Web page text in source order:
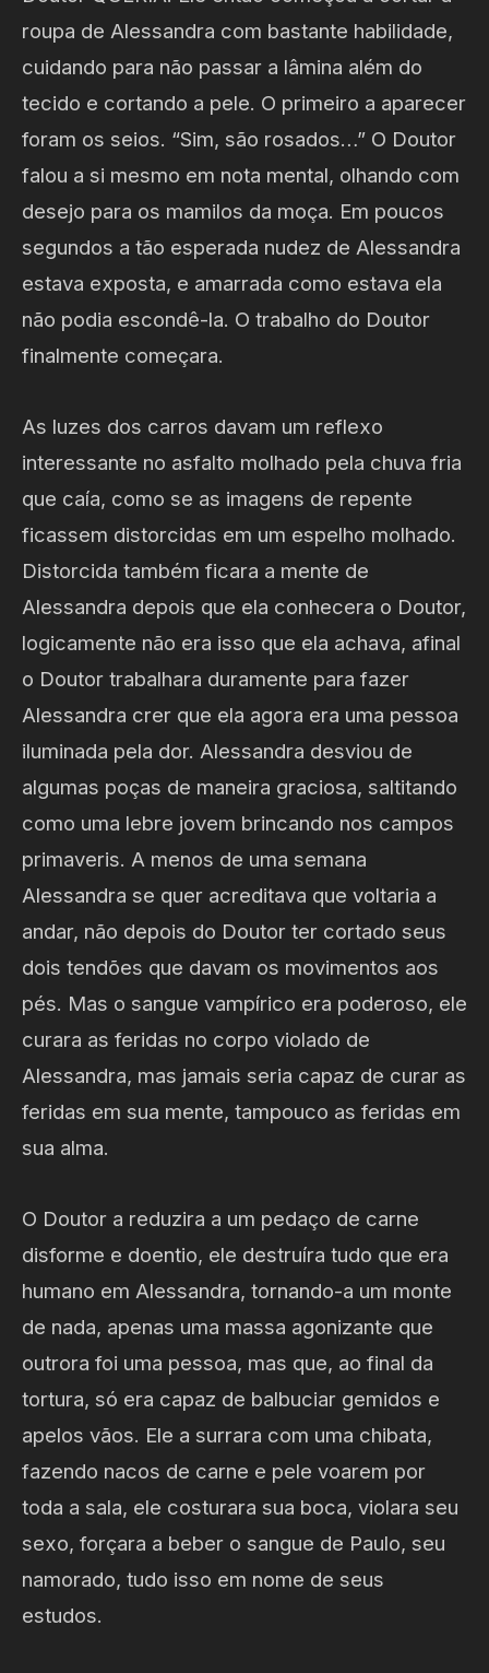
roupa de Alessandra com bastante habilidade,
cuidando para não passar a lâmina além do
tecido e cortando a pele. O primeiro a aparecer
foram os seios. “Sim, são rosados…” O Doutor
falou a si mesmo em nota mental, olhando com
desejo para os mamilos da moça. Em poucos
segundos a tão esperada nudez de Alessandra
estava exposta, e amarrada como estava ela
não podia escondê-la. O trabalho do Doutor
finalmente começara.
As luzes dos carros davam um reflexo
interessante no asfalto molhado pela chuva fria
que caía, como se as imagens de repente
ficassem distorcidas em um espelho molhado.
Distorcida também ficara a mente de
Alessandra depois que ela conhecera o Doutor,
logicamente não era isso que ela achava, afinal
o Doutor trabalhara duramente para fazer
Alessandra crer que ela agora era uma pessoa
iluminada pela dor. Alessandra desviou de
algumas poças de maneira graciosa, saltitando
como uma lebre jovem brincando nos campos
primaveris. A menos de uma semana
Alessandra se quer acreditava que voltaria a
andar, não depois do Doutor ter cortado seus
dois tendões que davam os movimentos aos
pés. Mas o sangue vampírico era poderoso, ele
curara as feridas no corpo violado de
Alessandra, mas jamais seria capaz de curar as
feridas em sua mente, tampouco as feridas em
sua alma.
O Doutor a reduzira a um pedaço de carne
disforme e doentio, ele destruíra tudo que era
humano em Alessandra, tornando-a um monte
de nada, apenas uma massa agonizante que
outrora foi uma pessoa, mas que, ao final da
tortura, só era capaz de balbuciar gemidos e
apelos vãos. Ele a surrara com uma chibata,
fazendo nacos de carne e pele voarem por
toda a sala, ele costurara sua boca, violara seu
sexo, forçara a beber o sangue de Paulo, seu
namorado, tudo isso em nome de seus
estudos.